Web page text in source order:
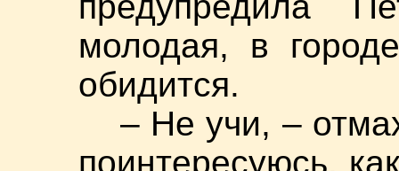
молодая, в
обидится.
– Не учи, –
поинтересуюсь,